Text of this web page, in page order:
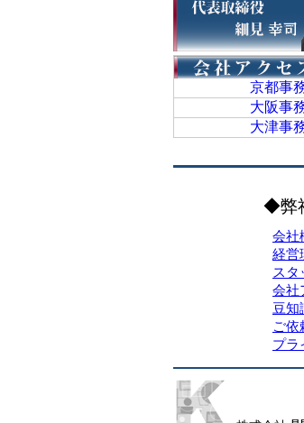
京都事
大阪事
大津事
◆弊
会社
経営
スタ
会社
豆知
ご依
プラ